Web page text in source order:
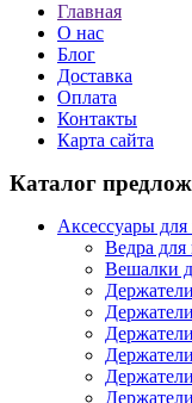
Главная
О нас
Блог
Доставка
Оплата
Контакты
Карта сайта
Каталог
Аксессуары
Ведра для
Вешалки